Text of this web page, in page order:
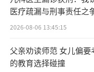
医疗疏漏与刑事责任之
2026-08-06 13:45:15
父亲劝读师范 女儿偏要
的教育选择碰撞